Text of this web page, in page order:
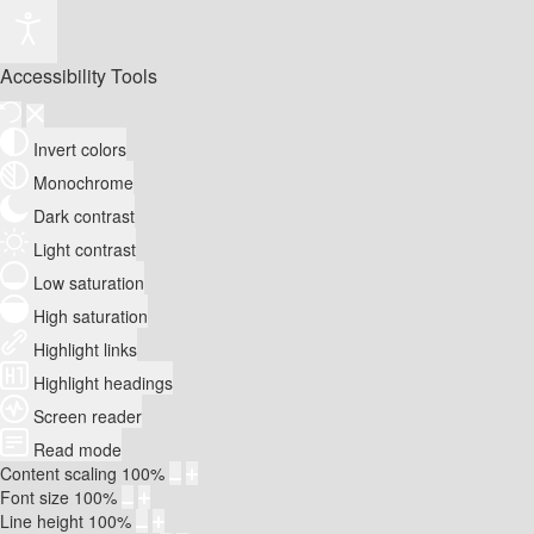
Accessibility Tools
Invert colors
Monochrome
Dark contrast
Light contrast
Low saturation
High saturation
Highlight links
Highlight headings
Screen reader
Read mode
Content scaling 100%
Font size 100%
Line height 100%